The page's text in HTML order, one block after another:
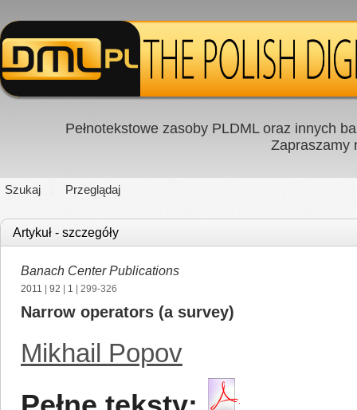
Pełnotekstowe zasoby PLDML oraz innych
Zapraszamy
Szukaj Przeglądaj
Artykuł - szczegóły
Banach Center Publications
2011 92 1 | 299-326
Narrow operators (a survey)
Mikhail Popov